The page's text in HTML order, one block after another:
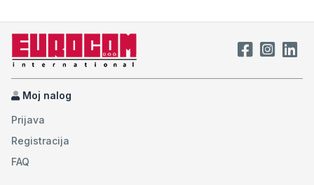
Moj nalog
Prijava
Registracija
FAQ